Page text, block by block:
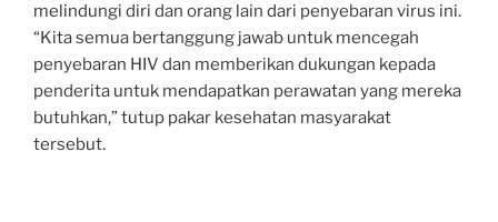
melindungi diri dan orang lain dari penyebaran virus ini.
“Kita semua bertanggung jawab untuk mencegah
penyebaran HIV dan memberikan dukungan kepada
penderita untuk mendapatkan perawatan yang mereka
butuhkan,” tutup pakar kesehatan masyarakat
tersebut.